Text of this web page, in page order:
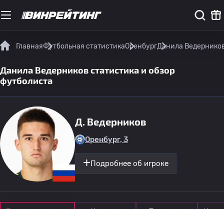
ГлавнаяФутбольная статистикаОренбургДанила
Данила Ведерников статистика и обзор
футболиста
Д. Ведерников
Оренбург, 3
Подробнее об игроке